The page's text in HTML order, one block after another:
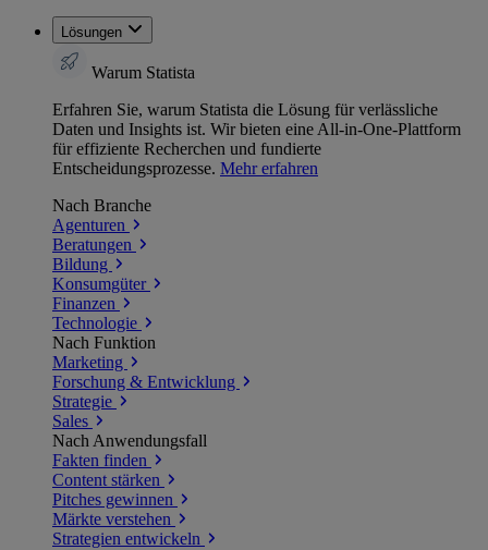
Lösungen
Warum Statista
Erfahren Sie, warum Statista die Lösung für verlässliche
Daten und Insights ist. Wir bieten eine All-in-One-Plattform
für effiziente Recherchen und fundierte
Entscheidungsprozesse. Mehr erfahren
Nach Branche
Agenturen
Beratungen
Bildung
Konsumgüter
Finanzen
Technologie
Nach Funktion
Marketing
Forschung & Entwicklung
Strategie
Sales
Nach Anwendungsfall
Fakten finden
Content stärken
Pitches gewinnen
Märkte verstehen
Strategien entwickeln